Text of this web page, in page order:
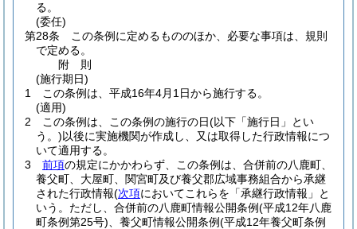
る。
(委任)
第28条
この条例に定めるもののほか、必要な事項は、規則
で定める。
附 則
(施行期日)
1
この条例は、平成16年4月1日から施行する。
(適用)
2
この条例は、この条例の施行の日(以下「施行日」とい
う。)以後に実施機関が作成し、又は取得した行政情報につ
いて適用する。
3
前項の規定にかかわらず、この条例は、合併前の八鹿町、
養父町、大屋町、関宮町及び養父郡広域事務組合から承継
された行政情報(次項においてこれらを「承継行政情報」と
いう。ただし、合併前の八鹿町情報公開条例(平成12年八鹿
町条例第25号) 、養父町情報公開条例(平成12年養父町条例